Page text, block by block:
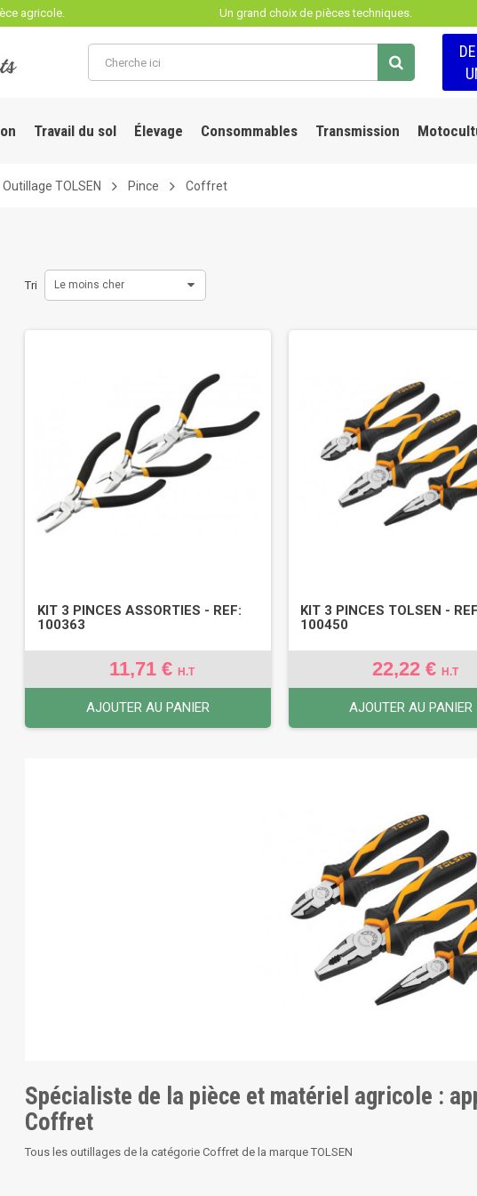
agricole. Un grand choix de pièces techniques.
Travail du sol Élevage Consommables Transmission
Outillage TOLSEN Pince Coffret
Tri Le moins cher
KIT 3 PINCES ASSORTIES - REF:
100363
11,71 €H.T
AJOUTER AU PANIER
KIT 3 PINCES TOLSEN -
100450
22,22 €H.T
AJOUTER AU PANIER
Spécialiste de la pièce et matériel agricole :
Coffret
Tous les outillages de la catégorie Coffret de la marque TOLSEN